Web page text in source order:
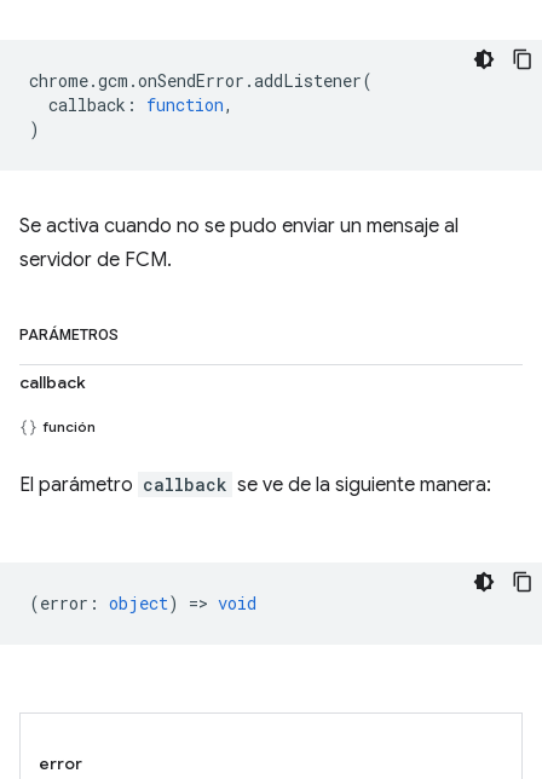
chrome.gcm .onSendError .addListener(
callback : function,
)
Se activa cuando no se pudo enviar un mensaje al
servidor de FCM.
PARÁMETROS
callback
función
El parámetro callback se ve de la siguiente manera:
(error : object) => void
error